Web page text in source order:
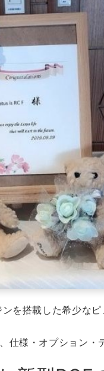
を搭載した希少な
仕様・オプション・